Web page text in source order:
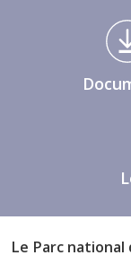
Médiathèque Footer
Le Parc national